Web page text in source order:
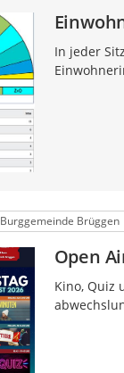
In jeder
Burggemeinde Brüggen
Open
Kino, Quiz